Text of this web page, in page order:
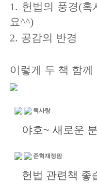
1. 헌법의 풍경(
요^^)
2. 공감의 반경
이렇게 두 책 함
책사랑
야호~ 새로운
준혁재정맘
헌법 관련책 좋